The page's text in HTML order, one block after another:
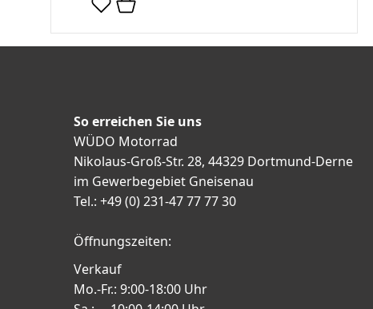
So erreichen Sie uns
WÜDO Motorrad
Nikolaus-Groß-Str. 28, 44329 Dortmund-Derne
im Gewerbegebiet Gneisenau
Tel.: +49 (0) 231-47 77 77 30
Öffnungszeiten:
Verkauf
Mo.-Fr.: 9:00-18:00 Uhr